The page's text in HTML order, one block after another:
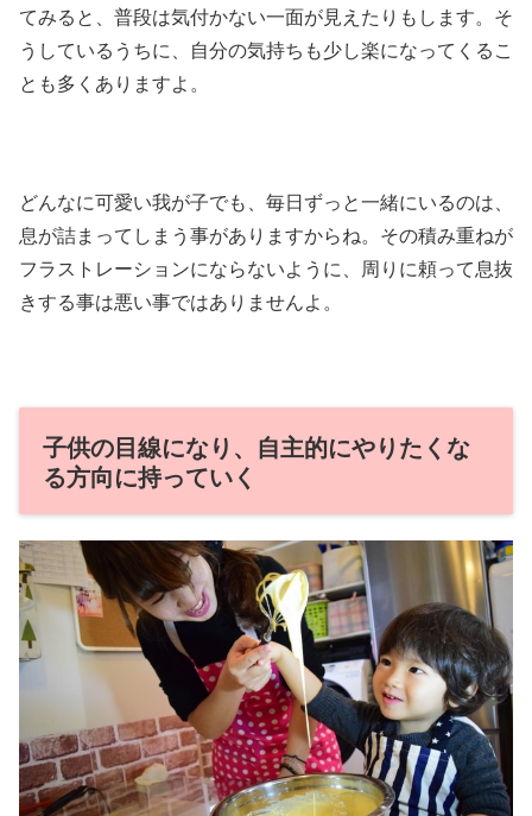
てみると、普段は気付かない一面が見えたりもします。そ
うしているうちに、自分の気持ちも少し楽になってくるこ
とも多くありますよ。
どんなに可愛い我が子でも、毎日ずっと一緒にいるのは、
息が詰まってしまう事がありますからね。その積み重ねが
フラストレーションにならないように、周りに頼って息抜
きする事は悪い事ではありませんよ。
子供の目線になり、自主的にやりたくな
る方向に持っていく